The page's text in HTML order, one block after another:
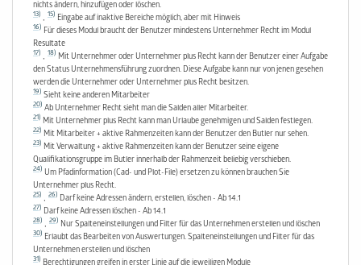
nichts ändern, hinzufügen oder löschen.
13) , 15) Eingabe auf inaktive Bereiche möglich, aber mit Hinweis
16) Für dieses Modul braucht der Benutzer mindestens Unternehmer Recht im Modul
Resultate
17) , 18) Mit Unternehmer oder Unternehmer plus Recht kann der Benutzer einer Aufgabe
den Status Unternehmensführung zuordnen. Diese Aufgabe kann nur von jenen gesehen
werden die Unternehmer oder Unternehmer plus Recht besitzen.
19) Sieht keine anderen Mitarbeiter
20) Ab Unternehmer Recht sieht man die Salden aller Mitarbeiter.
21) Mit Unternehmer plus Recht kann man Urlaube genehmigen und Salden festlegen.
22) Mit Mitarbeiter + aktive Rahmenzeiten kann der Benutzer den Butler nur sehen.
23) Mit Verwaltung + aktive Rahmenzeiten kann der Benutzer seine eigene
Qualifikationsgruppe im Butler innerhalb der Rahmenzeit beliebig verschieben.
24) Um Pfadinformation (Cad- und Plot-File) ersetzen zu können brauchen Sie
Unternehmer plus Recht.
25) , 26) Darf keine Adressen ändern, erstellen, löschen - Ab 14.1
27) Darf keine Adressen löschen - Ab 14.1
28) , 29) Nur Spalteneinstellungen und Filter für das Unternehmen erstellen und löschen
30) Erlaubt das Bearbeiten von Auswertungen. Spalteneinstellungen und Filter für das
Unternehmen erstellen und löschen
31)